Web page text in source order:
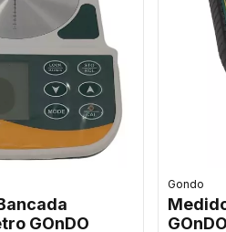
GOnDO
Gondo